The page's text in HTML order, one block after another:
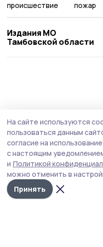
происшествие пожар
Издания МО
Тамбовской области
На сайте используются
пользоваться данным
согласие на
с настоящим
и Политикой
можно отменить в
Принять